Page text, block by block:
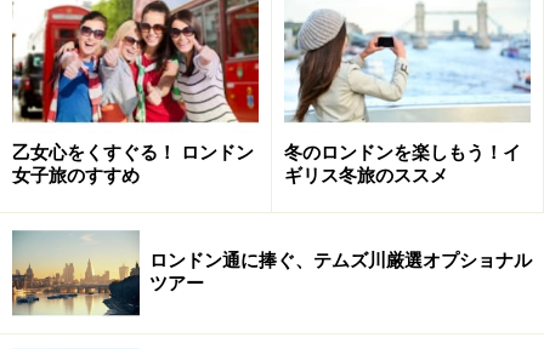
ヴィクトリア駅から徒歩5分という便利なロケーション
ながら、カントリーハウスで寛いでいるかのような優雅
な感覚を味わえる、素敵な空間です。
United Kingdom，イギリス｜London，ロンドン
住所:
Beeston Place London,England SW1W 0JW,United
Kingdom
電話番号:
乙女心をくすぐる！ ロンドン
女子旅のすすめ
冬のロンドンを楽しもう！イ
ギリス冬旅のススメ
ロンドン通に捧ぐ、テムズ川厳選オプショナル
ツアー